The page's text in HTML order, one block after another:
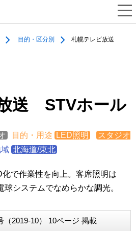
目的・区分別
札幌テレビ放送
送 STVホール
目的・用途 LED照明
スタジオ
北海道/東北
で作業性を向上。客席照明は
システムでなめらかな調光。
（2019-10） 10ページ 掲載